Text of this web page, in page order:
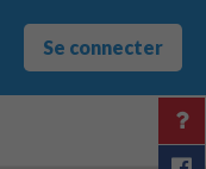
Se connecter